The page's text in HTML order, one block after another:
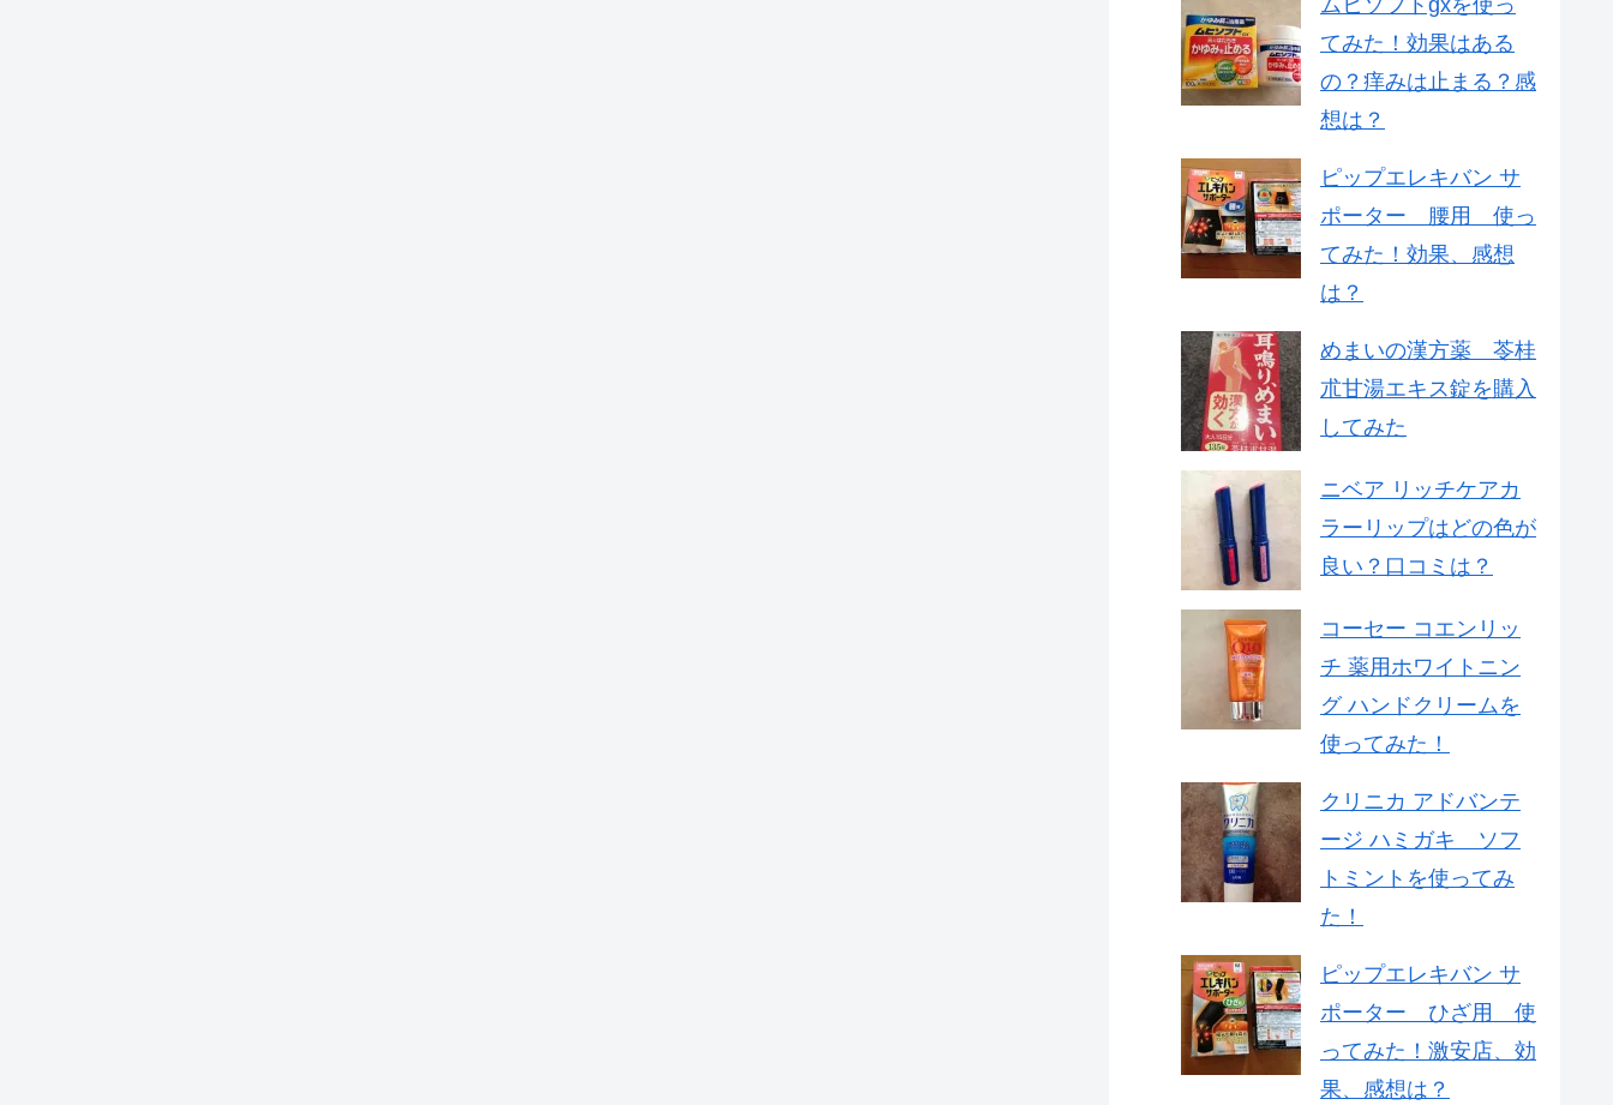
ムヒソフトgxを使っ
てみた！効果はある
の？痒みは止まる？感
想は？
ピップエレキバン サ
ポーター 腰用 使っ
てみた！効果、感想
は？
めまいの漢方薬 苓桂
朮甘湯エキス錠を購入
してみた
ニベア リッチケアカ
ラーリップはどの色が
良い？口コミは？
コーセー コエンリッ
チ 薬用ホワイトニン
グ ハンドクリームを
使ってみた！
クリニカ アドバンテ
ージ ハミガキ ソフ
トミントを使ってみ
た！
ピップエレキバン サ
ポーター ひざ用 使
ってみた！激安店、効
果、感想は？